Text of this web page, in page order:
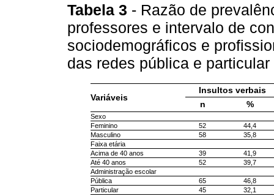
Tabela 3 - Razão de
professores e intervalo de
sociodemográficos e
das redes pública e
Variáveis
Insultos verbais
n
%
Sexo
Feminino
52
44,4
Masculino
58
35,8
Faixa etária
Acima de 40 anos
39
41,9
Até 40 anos
52
39,7
Administração escolar
Pública
65
46,8
Particular
45
32,1